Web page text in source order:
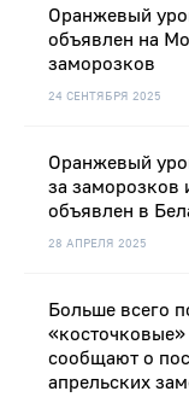
24 СЕНТЯБРЯ 2025
Оранжевый
объявлен на
заморозков
28 АПРЕЛЯ 2025
Оранжевый
за заморозков
объявлен в
Больше всего
сообщают о
апрельских